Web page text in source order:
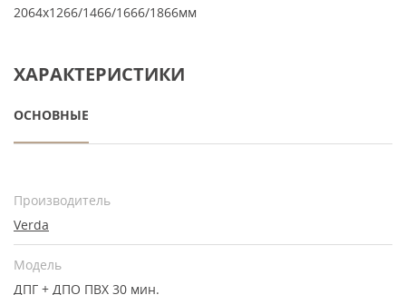
2064х1266/1466/1666/1866мм
ХАРАКТЕРИСТИКИ
ОСНОВНЫЕ
Производитель
Verda
Модель
ДПГ + ДПО ПВХ 30 мин.